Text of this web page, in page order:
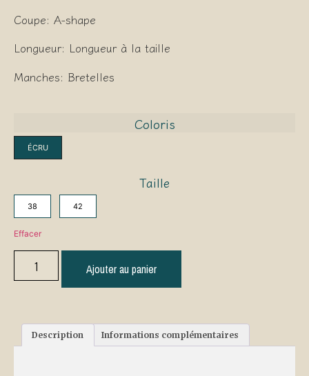
Coupe: A-shape
Longueur: Longueur à la taille
Manches: Bretelles
Coloris
ÉCRU
Taille
38 42
Effacer
Ajouter au panier
Description Informations complémentaires